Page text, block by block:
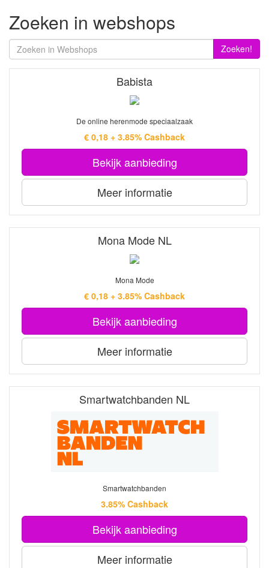
Zoeken in webshops
Zoeken!
Babista
De online herenmode speciaalzaak
€ 0,18 + 3.85% Cashback
Bekijk aanbieding
Meer informatie
Mona Mode NL
Mona Mode
€ 0,18 + 3.85% Cashback
Bekijk aanbieding
Meer informatie
Smartwatchbanden NL
Smartwatchbanden
3.85% Cashback
Bekijk aanbieding
Meer informatie